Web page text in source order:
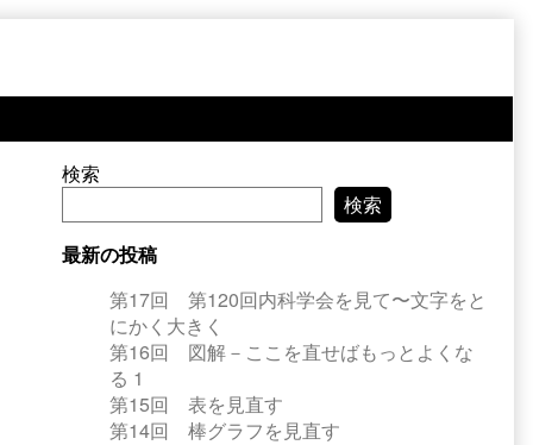
Primary
Sidebar
検索
検索
最新の投稿
第17回 第120回内科学会を見て〜文字をと
にかく大きく
第16回 図解－ここを直せばもっとよくな
る 1
第15回 表を見直す
第14回 棒グラフを見直す